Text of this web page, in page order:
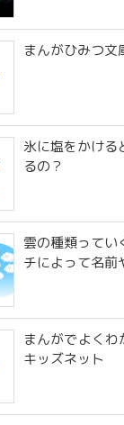
まんがひみつ文
氷に塩をかける
るの？
雲の種類って
チによって名前
まんがでよく
キッズネット